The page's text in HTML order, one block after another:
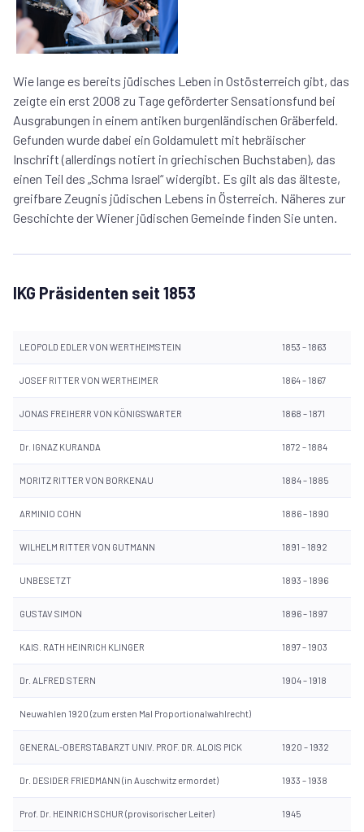
Wie lange es bereits jüdisches Leben in Ostösterreich gibt, das
zeigte ein erst 2008 zu Tage geförderter Sensationsfund bei
Ausgrabungen in einem antiken burgenländischen Gräberfeld.
Gefunden wurde dabei ein Goldamulett mit hebräischer
Inschrift (allerdings notiert in griechischen Buchstaben), das
einen Teil des „Schma Israel“ widergibt. Es gilt als das älteste,
greifbare Zeugnis jüdischen Lebens in Österreich. Näheres zur
Geschichte der Wiener jüdischen Gemeinde finden Sie unten.
IKG Präsidenten seit 1853
LEOPOLD EDLER VON WERTHEIMSTEIN 1853 – 1863
JOSEF RITTER VON WERTHEIMER 1864 – 1867
JONAS FREIHERR VON KÖNIGSWARTER 1868 – 1871
Dr. IGNAZ KURANDA 1872 – 1884
MORITZ RITTER VON BORKENAU 1884 – 1885
ARMINIO COHN 1886 – 1890
WILHELM RITTER VON GUTMANN 1891 – 1892
UNBESETZT 1893 – 1896
GUSTAV SIMON 1896 – 1897
KAIS. RATH HEINRICH KLINGER 1897 – 1903
Dr. ALFRED STERN 1904 – 1918
Neuwahlen 1920 (zum ersten Mal Proportionalwahlrecht)
GENERAL-OBERSTABARZT UNIV. PROF. DR. ALOIS PICK 1920 – 1932
Dr. DESIDER FRIEDMANN (in Auschwitz ermordet) 1933 – 1938
Prof. Dr. HEINRICH SCHUR (provisorischer Leiter) 1945